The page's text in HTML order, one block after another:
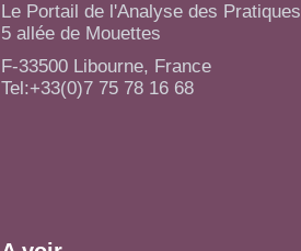
Le Portail de l'Analyse des Pratiques
5 allée de Mouettes
F-33500 Libourne, France
Tel:+33(0)7 75 78 16 68